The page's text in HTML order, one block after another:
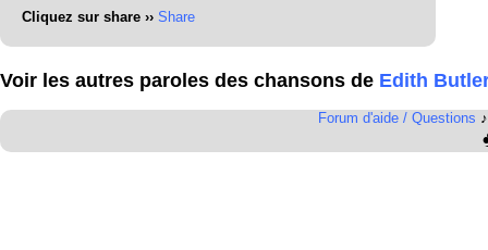
Cliquez sur share ›› Share
Voir les autres paroles des chansons de Edith
Forum d'aide / Questions